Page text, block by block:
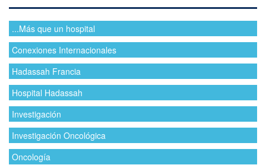
...Más que un hospital
Conexiones Internacionales
Hadassah Francia
Hospital Hadassah
Investigación
Investigación Oncológica
Oncología